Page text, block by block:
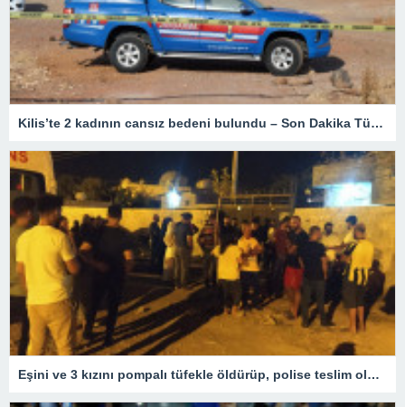
Kilis’te 2 kadının cansız bedeni bulundu – Son Dakika Türkiye Haberleri
Eşini ve 3 kızını pompalı tüfekle öldürüp, polise teslim oldu – Son Dakika Türkiye Haberleri